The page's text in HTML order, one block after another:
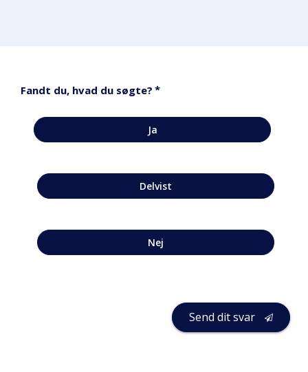
Fandt du, hvad du søgte? *
Ja
Delvist
Nej
Send dit svar